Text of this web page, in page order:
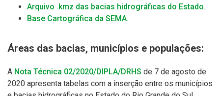
Arquivo .kmz das bacias hidrográficas do Estado.
Base Cartográfica da SEMA.
Áreas das bacias, municípios e populações:
A Nota Técnica 02/2020/DIPLA/DRHS de 7 de agosto de
2020 apresenta tabelas com a inserção entre os municípios